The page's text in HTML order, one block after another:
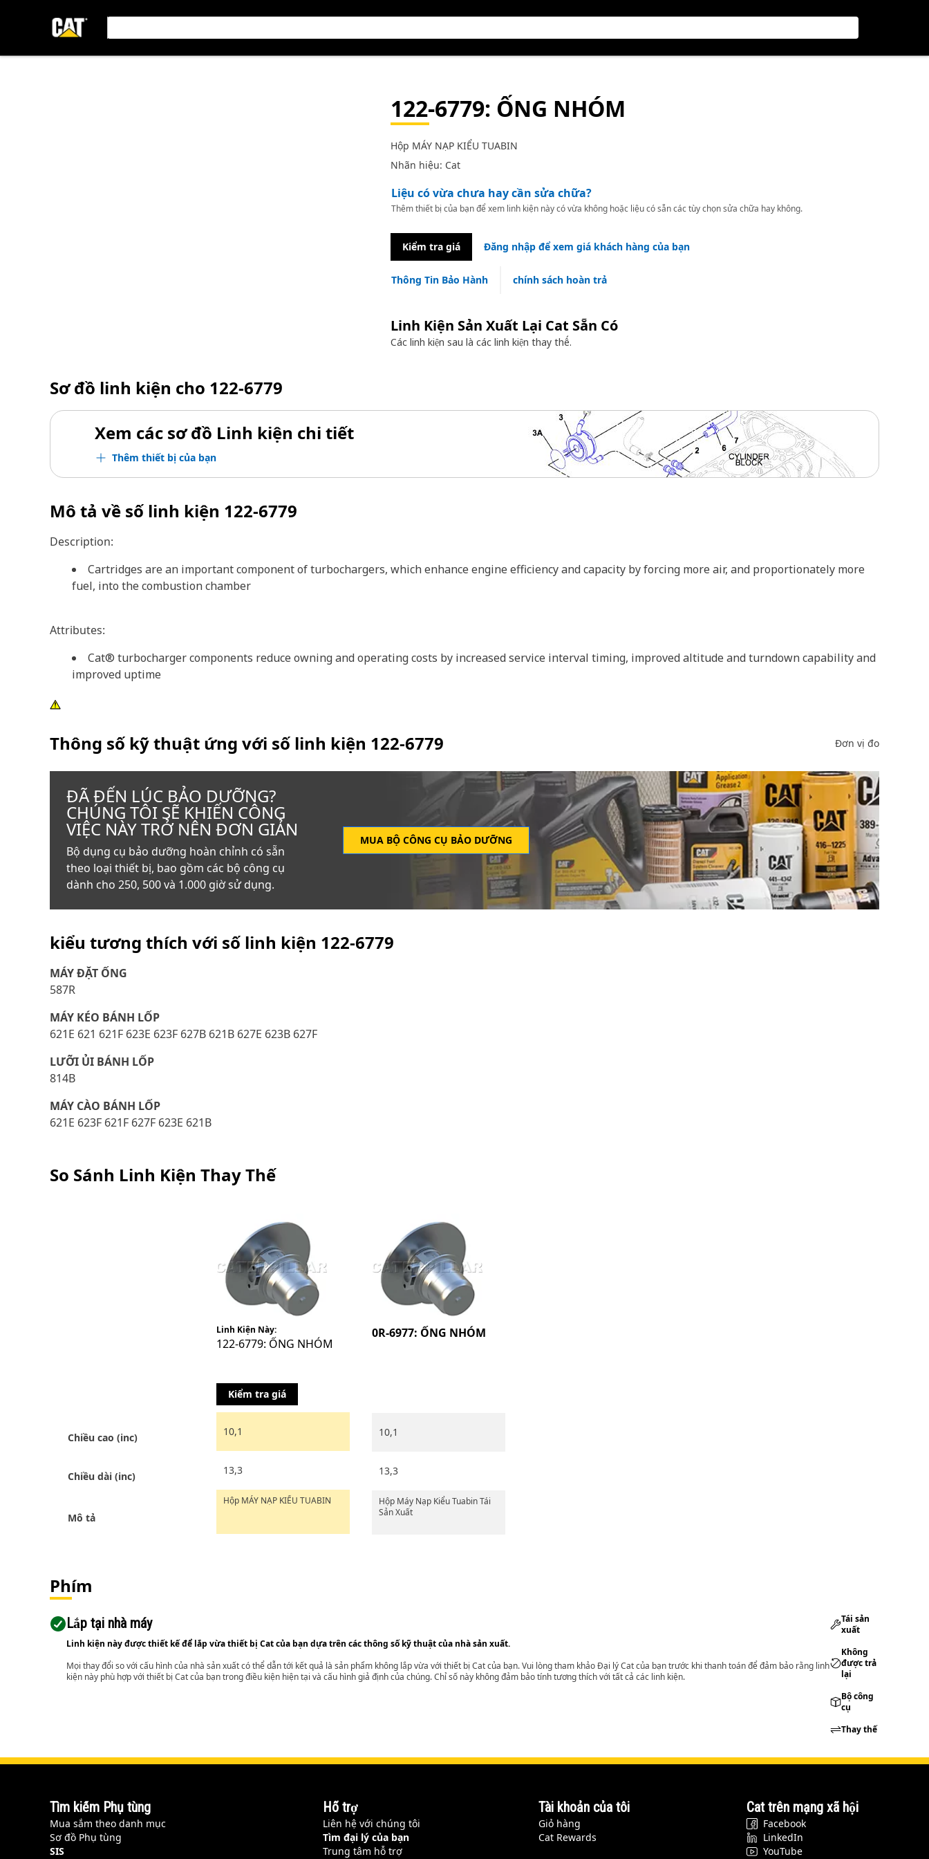
122-6779: ỐNG NHÓM
Hộp MÁY NẠP KIỂU TUABIN
Nhãn hiệu: Cat
Liệu có vừa chưa hay cần sửa chữa?
Thêm thiết bị của bạn để xem linh kiện này có vừa không hoặc liệu có sẵn các tùy chọn sửa chữa hay không.
Kiểm tra giá Đăng nhập để xem giá khách hàng của bạn
Thông Tin Bảo Hành chính sách hoàn trả
Linh Kiện Sản Xuất Lại Cat Sẵn Có
Các linh kiện sau là các linh kiện thay thế.
Sơ đồ linh kiện cho 122-6779
Xem các sơ đồ Linh kiện chi tiết
Thêm thiết bị của bạn
Mô tả về số linh kiện 122-6779
Description:
Cartridges are an important component of turbochargers, which enhance engine efficiency and capacity by forcing more air, and proportionately more
fuel, into the combustion chamber
Attributes:
Cat® turbocharger components reduce owning and operating costs by increased service interval timing, improved altitude and turndown capability and
improved uptime
Thông số kỹ thuật ứng với số linh kiện 122-6779 Đơn vị đo
ĐÃ ĐẾN LÚC BẢO DƯỠNG?
CHÚNG TÔI SẼ KHIẾN CÔNG
VIỆC NÀY TRỞ NÊN ĐƠN GIẢN
Bộ dụng cụ bảo dưỡng hoàn chỉnh có sẵn
theo loại thiết bị, bao gồm các bộ công cụ
dành cho 250, 500 và 1.000 giờ sử dụng.
MUA BỘ CÔNG CỤ BẢO DƯỠNG
kiểu tương thích với số linh kiện 122-6779
MÁY ĐẶT ỐNG
587R
MÁY KÉO BÁNH LỐP
621E 621 621F 623E 623F 627B 621B 627E 623B 627F
LƯỠI ỦI BÁNH LỐP
814B
MÁY CÀO BÁNH LỐP
621E 623F 621F 627F 623E 621B
So Sánh Linh Kiện Thay Thế
Chiều cao (inc)
Chiều dài (inc)
Mô tả
Linh Kiện Này:
122-6779: ỐNG NHÓM
Kiểm tra giá
10,1
13,3
Hộp MÁY NẠP KIỂU TUABIN
0R-6977: ỐNG NHÓM
10,1
13,3
Hộp Máy Nạp Kiểu Tuabin Tái
Sản Xuất
Phím
Lắp tại nhà máy
Linh kiện này được thiết kế để lắp vừa thiết bị Cat của bạn dựa trên các thông số kỹ thuật của nhà sản xuất.
Mọi thay đổi so với cấu hình của nhà sản xuất có thể dẫn tới kết quả là sản phẩm không lắp vừa với thiết bị Cat của bạn. Vui lòng tham khảo Đại lý Cat của bạn trước khi thanh toán để đảm bảo rằng linh
kiện này phù hợp với thiết bị Cat của bạn trong điều kiện hiện tại và cấu hình giả định của chúng. Chỉ số này không đảm bảo tính tương thích với tất cả các linh kiện.
Tái sản
xuất
Không
được trả
lại
Bộ công
cụ
Thay thế
Tìm kiếm Phụ tùng
Mua sắm theo danh mục
Sơ đồ Phụ tùng
SIS
Hỗ trợ
Liên hệ với chúng tôi
Tìm đại lý của bạn
Trung tâm hỗ trợ
Tài khoản của tôi
Giỏ hàng
Cat Rewards
Cat trên mạng xã hội
Facebook
LinkedIn
YouTube